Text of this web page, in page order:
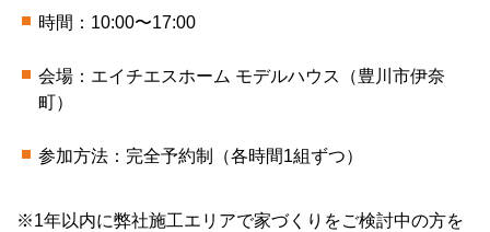
時間：10:00〜17:00
会場：エイチエスホーム モデルハウス（豊川市伊奈
町）
参加方法：完全予約制（各時間1組ずつ）
※1年以内に弊社施工エリアで家づくりをご検討中の方を